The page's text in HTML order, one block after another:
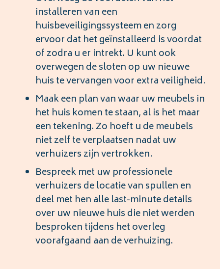
installeren van een
huisbeveiligingssysteem en zorg
ervoor dat het geïnstalleerd is voordat
of zodra u er intrekt. U kunt ook
overwegen de sloten op uw nieuwe
huis te vervangen voor extra veiligheid.
Maak een plan van waar uw meubels in
het huis komen te staan, al is het maar
een tekening. Zo hoeft u de meubels
niet zelf te verplaatsen nadat uw
verhuizers zijn vertrokken.
Bespreek met uw professionele
verhuizers de locatie van spullen en
deel met hen alle last-minute details
over uw nieuwe huis die niet werden
besproken tijdens het overleg
voorafgaand aan de verhuizing.